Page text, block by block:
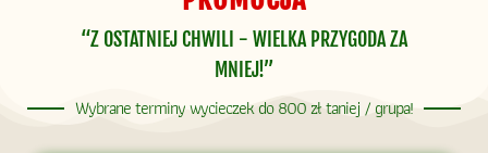
“Z OSTATNIEJ CHWILI - WIELKA PRZYGODA ZA
MNIEJ!”
Wybrane terminy wycieczek do 800 zł taniej / grupa!